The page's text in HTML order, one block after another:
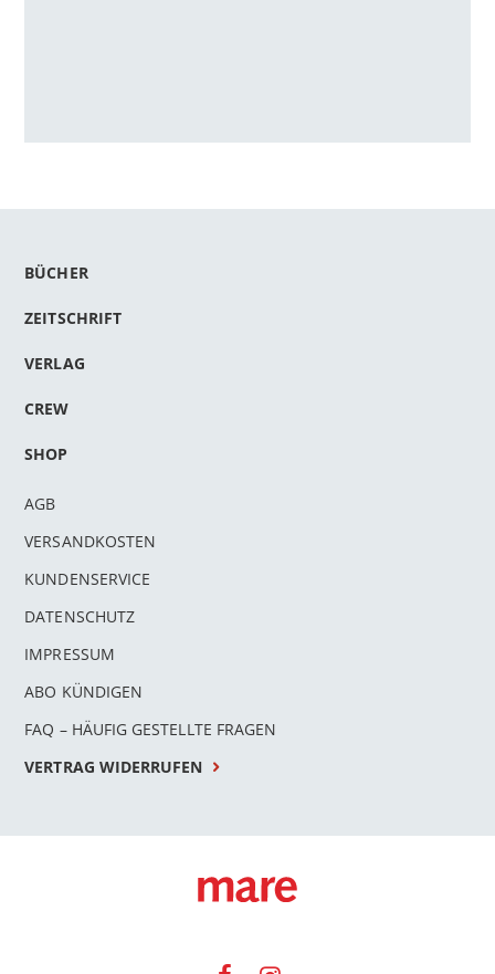
BÜCHER
ZEITSCHRIFT
VERLAG
CREW
SHOP
AGB
VERSANDKOSTEN
KUNDENSERVICE
DATENSCHUTZ
IMPRESSUM
ABO KÜNDIGEN
FAQ – HÄUFIG GESTELLTE FRAGEN
VERTRAG WIDERRUFEN